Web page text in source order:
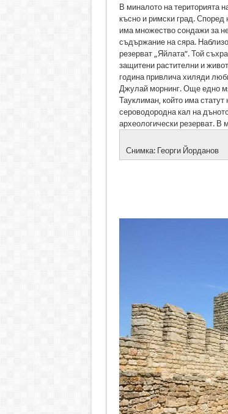
В миналото на територията
късно и римски град. Според
има множество сондажи за
съдържание на сяра.
резерват „Яйлата“. Той
защитени растителни и
година привлича хиляди
Джулай морнинг. Още едно
Тауклиман, който има
сероводородна кал на
археологически резерват.
Снимка: Георги Йорданов